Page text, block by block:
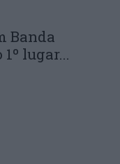
Banda
lugar...